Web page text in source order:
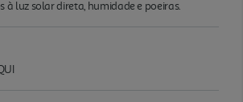
à luz solar direta, humidade e poeiras.